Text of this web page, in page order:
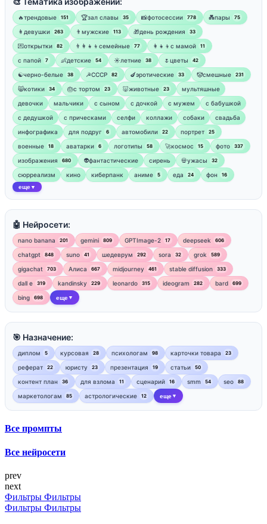
🔥трендовые 151 🏆зал славы 35 📸фотосессии 778 💑пары 75
👩девушки 263 👨мужские 113 🎁день рождения 33
💌открытки 82 👨‍👩‍👧‍👦семейные 77 👩‍👧‍👦с мамой 11
‍с папой 7 👶детские 54 ☀️летние 38 🌷цветы 42
☯︎черно-белые 38 ☭СССР 82 🍆эротические 33 🤡смешные 231
😸котики 34 🎂с тортом 23 🐷животные 23
мультяшные
девочки
мальчики с сыном с дочкой с мужем
с бабушкой
с дедушкой
с прическами селфи коллажи собаки
свадьба
инфографика
для подруг 6 автомобили 22 портрет 25
военные 18 аватарки 6 логотипы 58 🚀космос 15 фото 337
изображения 680 👽фантастические сирень 💀ужасы 32
сюрреализм кино киберпанк аниме 5 еда 24 фон 16
еще ▼
🤖 Нейросети:
nano banana 201 gemini 809 GPTImage-2 17 deepseek 606
chatgpt 848 suno 41 шедеврум 292 sora 32 grok 589
gigachat 703 Алиса 667 midjourney 461 stable diffusion 333
dall e 319 kandinsky 229 leonardo 315 ideogram 282 bard 699
bing 698 еще ▼
🎯 Назначение:
диплом 5 курсовая 28 психологам 98 карточки товара 23
реферат 22 юристу 23 презентация 19 статьи 50
контент план 36 для взлома 11 сценарий 16 smm 54 seo 88
маркетологам 85 астрологические 12 еще ▼
Все промпты
Все нейросети
prev
next
Фильтры Фильтры
Фильтры Фильтры